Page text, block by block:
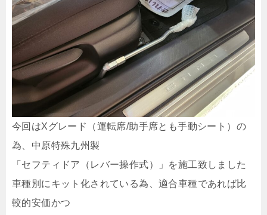
今回はXグレード（運転席/助手席とも手動シート）の
為、中原特殊九州製
「セフティドア（レバー操作式）」を施工致しました
車種別にキット化されている為、適合車種であれば比
較的安価かつ